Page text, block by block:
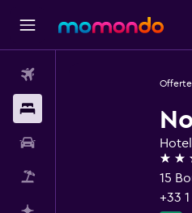
4
15
+33